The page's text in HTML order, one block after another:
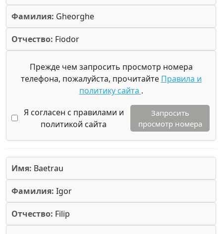
Фамилия: Gheorghe
Отчество: Fiodor
Прежде чем запросить просмотр номера
телефона, пожалуйста, прочитайте Правила и
политику сайта .
Я согласен с правилами и
политикой сайта
Запросить
просмотр номера
Имя: Baetrau
Фамилия: Igor
Отчество: Filip